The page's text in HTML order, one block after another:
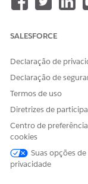
campo
trigger
for (Order
        );
SALESFORCE
Declaração de
Declaração de
Termos de uso
Diretrizes de
Centro de
cookies
Suas opções de
privacidade